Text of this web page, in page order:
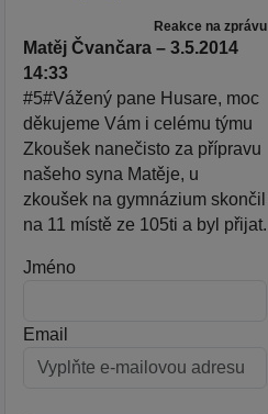
Reakce na zprávu
Matěj Čvančara – 3.5.2014
14:33
#5#Vážený pane Husare, moc
děkujeme Vám i celému týmu
Zkoušek nanečisto za přípravu
našeho syna Matěje, u
zkoušek na gymnázium skončil
na 11 místě ze 105ti a byl přijat.
Jméno
Email